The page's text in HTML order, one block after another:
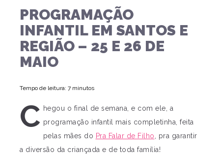
PROGRAMAÇÃO
INFANTIL EM SANTOS E
REGIÃO – 25 E 26 DE
MAIO
Tempo de leitura: 7 minutos
C hegou o final de semana, e com ele, a
programação infantil mais completinha, feita
pelas mães do Pra Falar de Filho , pra garantir
a diversão da criançada e de toda família!